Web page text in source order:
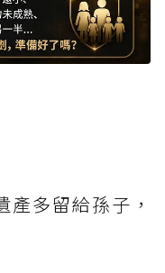
產多留給孫子，